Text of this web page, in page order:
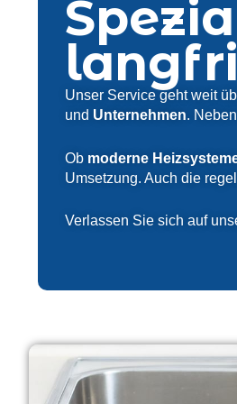
Unser Service geht weit
und Unternehmen.
Ob moderne
Umsetzung. Auch die
Verlassen Sie sich auf